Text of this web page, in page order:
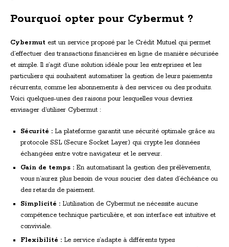
Pourquoi opter pour Cybermut ?
Cybermut est un service proposé par le Crédit Mutuel qui permet
d’effectuer des transactions financières en ligne de manière sécurisée
et simple. Il s’agit d’une solution idéale pour les entreprises et les
particuliers qui souhaitent automatiser la gestion de leurs paiements
récurrents, comme les abonnements à des services ou des produits.
Voici quelques-unes des raisons pour lesquelles vous devriez
envisager d’utiliser Cybermut :
Sécurité : La plateforme garantit une sécurité optimale grâce au
protocole SSL (Secure Socket Layer) qui crypte les données
échangées entre votre navigateur et le serveur.
Gain de temps : En automatisant la gestion des prélèvements,
vous n’aurez plus besoin de vous soucier des dates d’échéance ou
des retards de paiement.
Simplicité : L’utilisation de Cybermut ne nécessite aucune
compétence technique particulière, et son interface est intuitive et
conviviale.
Flexibilité : Le service s’adapte à différents types